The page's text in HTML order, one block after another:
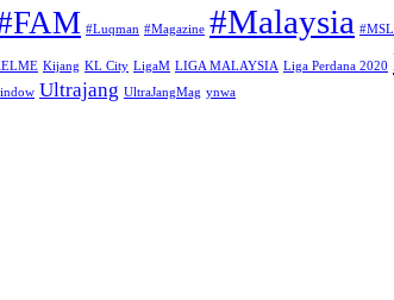
#Luqman #Magazine #Malaysia #MSL
Kijang KL City LigaM LIGA MALAYSIA Liga Perdana 2020
Ultrajang UltraJangMag ynwa